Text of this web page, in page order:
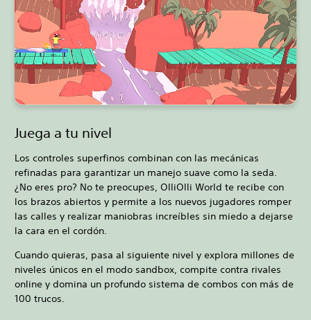
Juega a tu nivel
Los controles superfinos combinan con las mecánicas
refinadas para garantizar un manejo suave como la seda.
¿No eres pro? No te preocupes, OlliOlli World te recibe con
los brazos abiertos y permite a los nuevos jugadores romper
las calles y realizar maniobras increíbles sin miedo a dejarse
la cara en el cordón.
Cuando quieras, pasa al siguiente nivel y explora millones de
niveles únicos en el modo sandbox, compite contra rivales
online y domina un profundo sistema de combos con más de
100 trucos.